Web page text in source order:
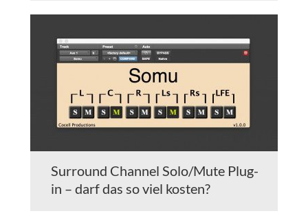
Surround Channel Solo/Mute Plug-
in – darf das so viel kosten?